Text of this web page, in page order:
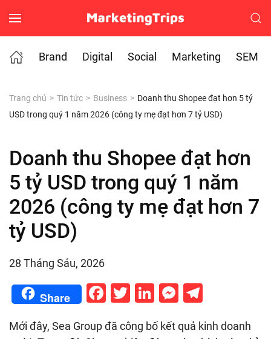
Skip to main content
Brand
Digital Social Marketing SEM
Trang chủ Tin tức Business
Doanh thu Shopee đạt hơn 5 tỷ
USD trong quý 1 năm 2026 (công ty mẹ đạt hơn 7 tỷ USD)
Doanh thu Shopee đạt hơn
5 tỷ USD trong quý 1 năm
2026 (công ty mẹ đạt hơn 7
tỷ USD)
28 Tháng Sáu, 2026
Share Facebook
Twitter
LinkedIn
Mới đây, Sea Group đã công bố kết quả kinh doanh